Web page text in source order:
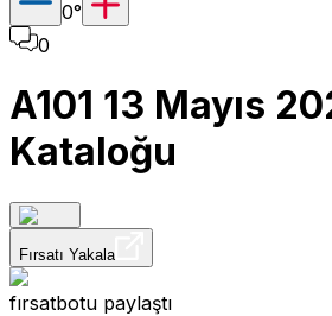
0°
0
A101 13 Mayıs
Kataloğu
Fırsatı Yakala
fırsatbotu paylaştı